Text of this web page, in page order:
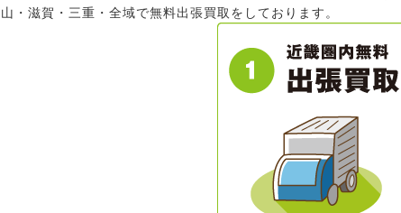
山・滋賀・三重・全域で無料出張買取をしております。